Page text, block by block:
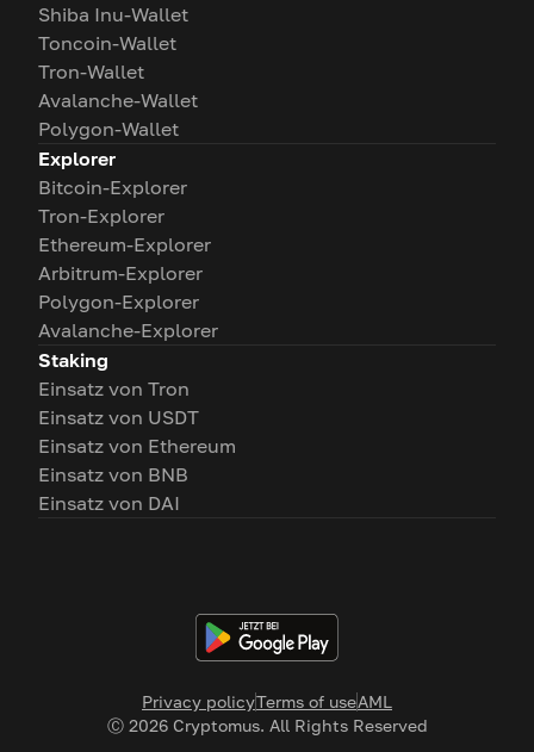
Privacy policyTerms of useAML
Ⓒ 2026Cryptomus. All Rights Reserved
Shiba Inu-Wallet
Toncoin-Wallet
Tron-Wallet
Avalanche-Wallet
Polygon-Wallet
Explorer
Bitcoin-Explorer
Tron-Explorer
Ethereum-Explorer
Arbitrum-Explorer
Polygon-Explorer
Avalanche-Explorer
Staking
Einsatz von Tron
Einsatz von USDT
Einsatz von Ethereum
Einsatz von BNB
Einsatz von DAI